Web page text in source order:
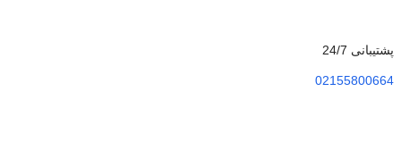
پشتیبانی 24/7
02155800664